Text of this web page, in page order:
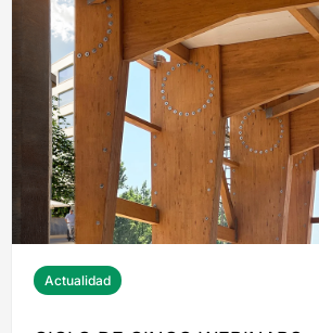
Actualidad